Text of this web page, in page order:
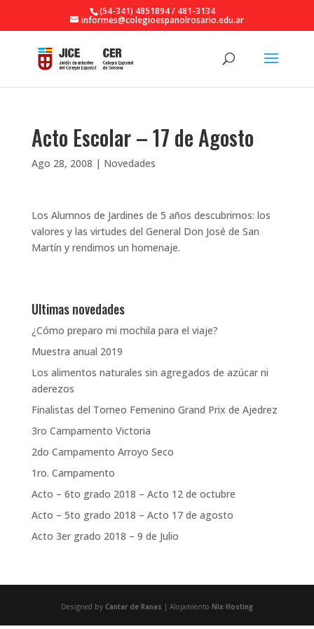
(54-341) 4851894 / 481-3134
informes@colegioespanolrosario.edu.ar
Acto Escolar – 17 de Agosto
Ago 28, 2008 | Novedades
Los Alumnos de Jardines de 5 años descubrimos: los
valores y las virtudes del General Don José de San
Martín y rendimos un homenaje.
Ultimas novedades
¿Cómo preparo mi mochila para el viaje?
Muestra anual 2019
Los alimentos naturales sin agregados de azúcar ni
aderezos
Finalistas del Torneo Femenino Grand Prix de Ajedrez
3ro Campamento Victoria
2do Campamento Arroyo Seco
1ro. Campamento
Acto – 6to grado 2018 – Acto 12 de octubre
Acto – 5to grado 2018 – Acto 17 de agosto
Acto 3er grado 2018 – 9 de Julio
Designed by Cantar de Ranas | Alojamiento Nix Hosting